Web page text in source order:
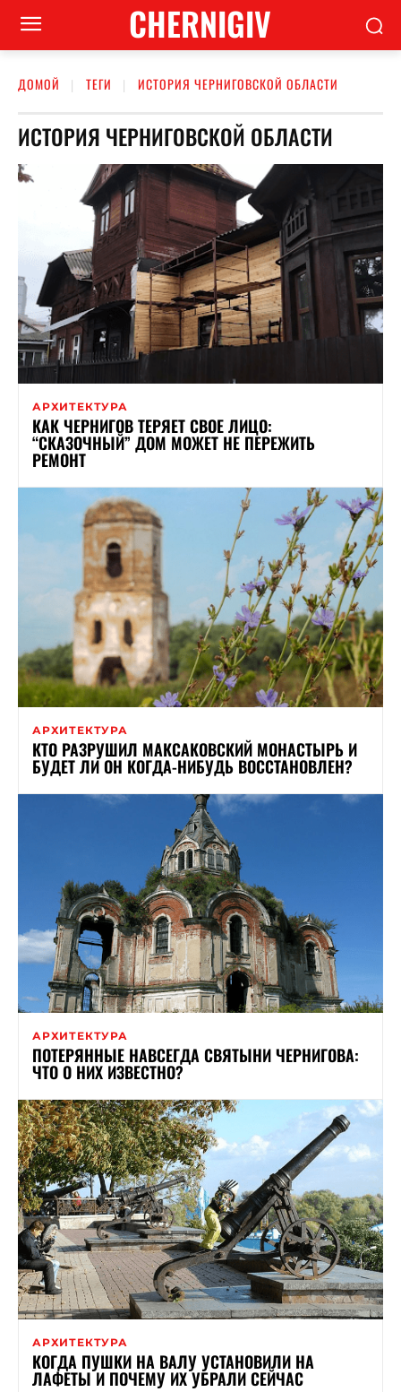
CHERNIGIV
ДОМОЙ ТЕГИ ИСТОРИЯ ЧЕРНИГОВСКОЙ ОБЛАСТИ
ИСТОРИЯ ЧЕРНИГОВСКОЙ ОБЛАСТИ
АРХИТЕКТУРА
КАК ЧЕРНИГОВ ТЕРЯЕТ СВОЕ ЛИЦО:
“СКАЗОЧНЫЙ” ДОМ МОЖЕТ НЕ ПЕРЕЖИТЬ
РЕМОНТ
АРХИТЕКТУРА
КТО РАЗРУШИЛ МАКСАКОВСКИЙ МОНАСТЫРЬ И
БУДЕТ ЛИ ОН КОГДА-НИБУДЬ ВОССТАНОВЛЕН?
АРХИТЕКТУРА
ПОТЕРЯННЫЕ НАВСЕГДА СВЯТЫНИ ЧЕРНИГОВА:
ЧТО О НИХ ИЗВЕСТНО?
АРХИТЕКТУРА
КОГДА ПУШКИ НА ВАЛУ УСТАНОВИЛИ НА
ЛАФЕТЫ И ПОЧЕМУ ИХ УБРАЛИ СЕЙЧАС